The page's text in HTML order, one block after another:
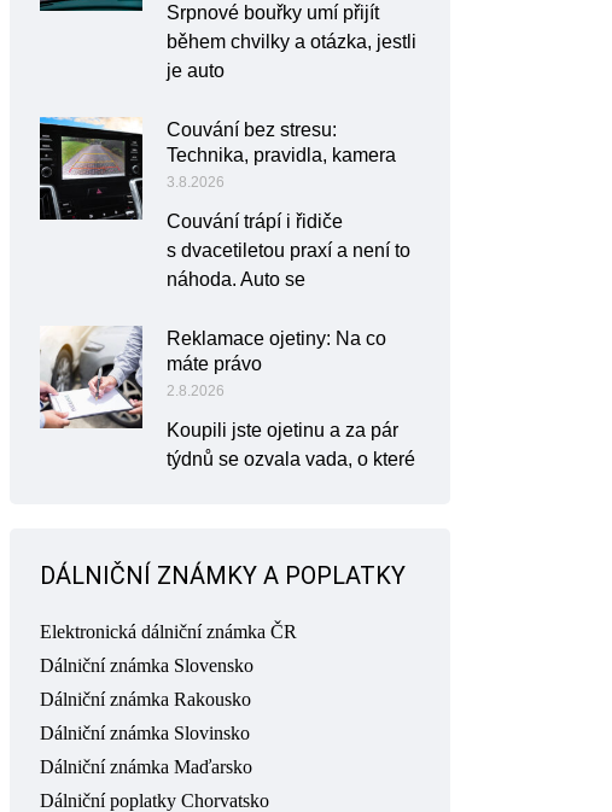
Srpnové bouřky umí přijít
během chvilky a otázka, jestli
je auto
Couvání bez stresu:
Technika, pravidla, kamera
3.8.2026
Couvání trápí i řidiče
s dvacetiletou praxí a není to
náhoda. Auto se
Reklamace ojetiny: Na co
máte právo
2.8.2026
Koupili jste ojetinu a za pár
týdnů se ozvala vada, o které
DÁLNIČNÍ ZNÁMKY A POPLATKY
Elektronická dálniční známka ČR
Dálniční známka Slovensko
Dálniční známka Rakousko
Dálniční známka Slovinsko
Dálniční známka Maďarsko
Dálniční poplatky Chorvatsko